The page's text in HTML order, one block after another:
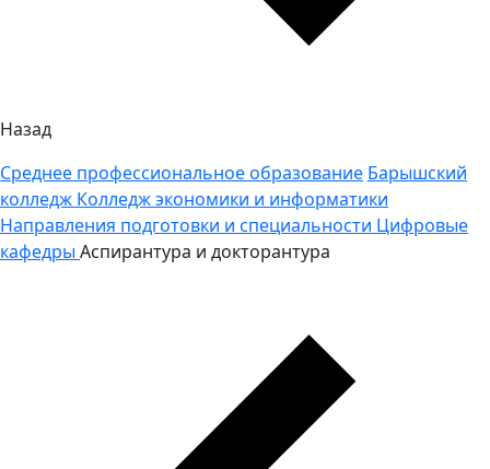
Назад
Среднее профессиональное образование Барышский
колледж Колледж экономики и информатики
Направления подготовки и специальности Цифровые
кафедры Аспирантура и докторантура